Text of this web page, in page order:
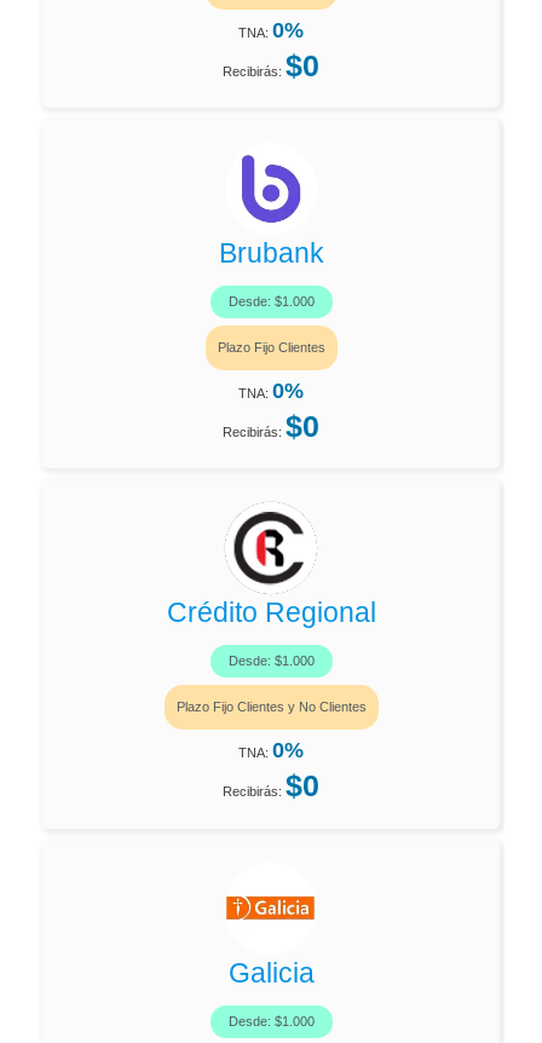
TNA: 0%
Recibirás: $0
Brubank
Desde: $1.000
Plazo Fijo Clientes
TNA: 0%
Recibirás: $0
Crédito Regional
Desde: $1.000
Plazo Fijo Clientes y No Clientes
TNA: 0%
Recibirás: $0
Galicia
Desde: $1.000